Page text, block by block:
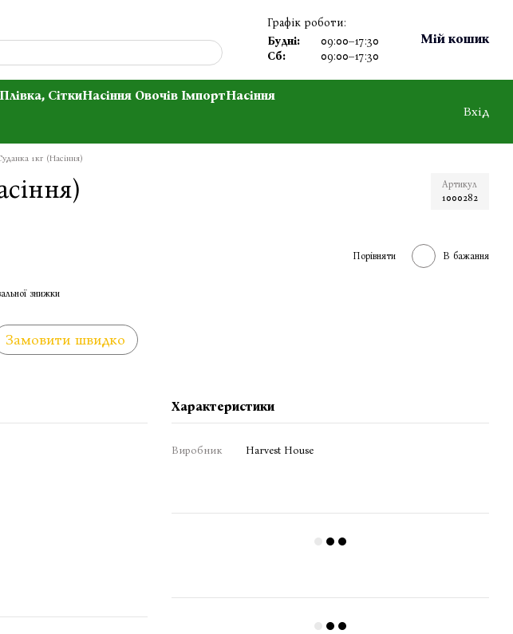
Графік роботи:
Будні:
09:00–17:30
Сб:
09:00–17:30
Мій кошик
СіткиНасіння Овочів ІмпортНасіння
Вхід
1кг (Насіння)
Артикул
1000282
Порівняти В бажання
знижки
Замовити швидко
Характеристики
Виробник Harvest House